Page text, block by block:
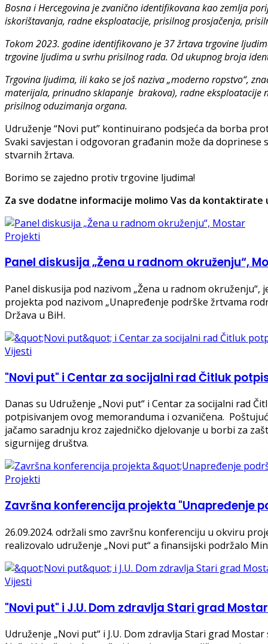
Bosna i Hercegovina je zvanično identifikovana kao zemlja
iskorištavanja, radne eksploatacije, prisilnog prosjačenja,
Tokom 2023. godine identifikovano je 37 žrtava trgovine
trgovine ljudima u svrhu prisilnog rada. Od ukupnog broja
Trgovina ljudima, ili kako se još naziva „moderno ropstvo“,
materijala, prinudno sklapanje brakova), radne
prisilnog oduzimanja organa.
Udruženje “Novi put” kontinuirano podsjeća da borba
Svaki savjestan i odgovoran građanin može da
stvarnih žrtava.
Borimo se zajedno protiv trgovine ljudima!
Za sve dodatne informacije molimo Vas da
Projekti
Panel diskusija „Žena u radnom okruženju“,
Panel diskusija pod nazivom „Žena u radnom
projekta pod nazivom „Unapređenje podrške žrtvama
Država u BiH.
Vijesti
"Novi put" i Centar za socijalni rad Čitluk
Danas su Udruženje „Novi put“ i Centar za socijalni rad
potpisivanjem ovog memoranduma i ozvaničena.
jačamo saradnju kroz zajedničko djelovanje u borbi za
sigurnijeg društva.
Projekti
Završna konferencija projekta "Unapređenje
26.09.2024. održali smo završnu konferenciju u okviru
realizovalo udruženje „Novi put“ a finansijski podržalo
Vijesti
"Novi put" i J.U. Dom zdravlja Stari grad
Udruženje „Novi put“ i J.U. Dom zdravlja Stari grad